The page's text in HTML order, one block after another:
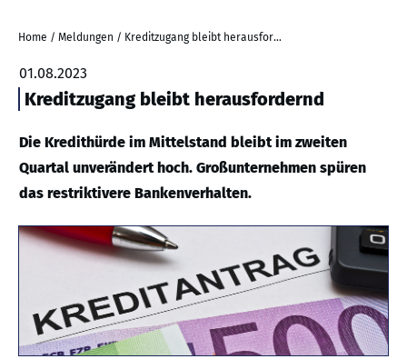
Home / Meldungen / Kreditzugang bleibt herausfordernd
01.08.2023
Kreditzugang bleibt herausfordernd
Die Kredithürde im Mittelstand bleibt im zweiten
Quartal unverändert hoch. Großunternehmen spüren
das restriktivere Bankenverhalten.